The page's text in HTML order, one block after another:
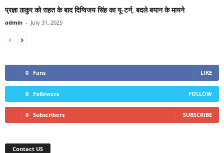
प्रज्ञा ठाकुर को राहत के बाद दिग्विजय सिंह का यू-टर्न, बदले बयान के मायने
admin - July 31, 2025
0 Fans LIKE
0 Followers FOLLOW
0 Subscribers SUBSCRIBE
Contact US